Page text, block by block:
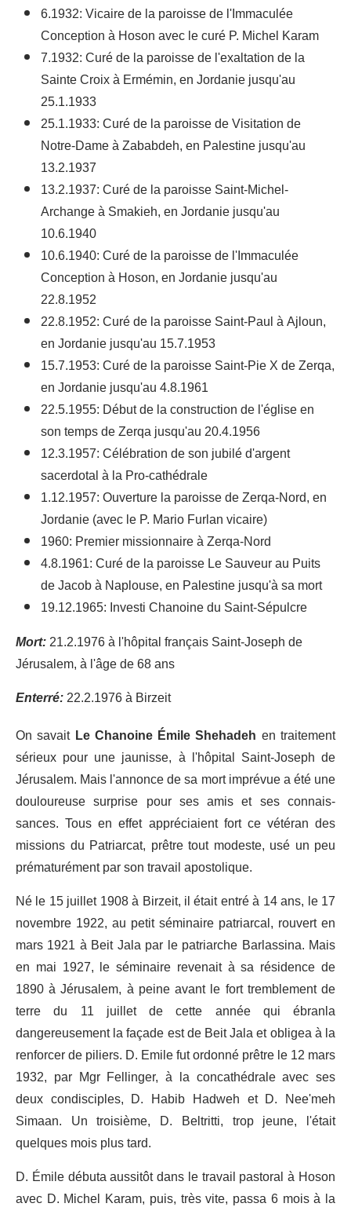
6.1932: Vicaire de la paroisse de l'Immaculée
Conception à Hoson avec le curé P. Michel Karam
7.1932: Curé de la paroisse de l'exaltation de la
Sainte Croix à Ermémin, en Jordanie jusqu'au
25.1.1933
25.1.1933: Curé de la paroisse de Visitation de
Notre-Dame à Zababdeh, en Palestine jusqu'au
13.2.1937
13.2.1937: Curé de la paroisse Saint-Michel-
Archange à Smakieh, en Jordanie jusqu'au
10.6.1940
10.6.1940: Curé de la paroisse de l'Immaculée
Conception à Hoson, en Jordanie jusqu'au
22.8.1952
22.8.1952: Curé de la paroisse Saint-Paul à Ajloun,
en Jordanie jusqu'au 15.7.1953
15.7.1953: Curé de la paroisse Saint-Pie X de Zerqa,
en Jordanie jusqu'au 4.8.1961
22.5.1955: Début de la construction de l'église en
son temps de Zerqa jusqu'au 20.4.1956
12.3.1957: Célébration de son jubilé d'argent
sacerdotal à la Pro-cathédrale
1.12.1957: Ouverture la paroisse de Zerqa-Nord, en
Jordanie (avec le P. Mario Furlan vicaire)
1960: Premier missionnaire à Zerqa-Nord
4.8.1961: Curé de la paroisse Le Sauveur au Puits
de Jacob à Naplouse, en Palestine jusqu'à sa mort
19.12.1965: Investi Chanoine du Saint-Sépulcre
Mort:21.2.1976 à l'hôpital français Saint-Joseph de
Jérusalem, à l'âge de 68 ans
Enterré:22.2.1976 à Birzeit
On savait Le Chanoine Émile Shehadeh en traitement
sérieux pour une jaunisse, à l'hôpital Saint-Joseph de
Jérusalem. Mais l'annonce de sa mort im­prévue a été une
douloureuse surprise pour ses amis et ses connais­
sances. Tous en effet appréciaient fort ce vétéran des
missions du Pa­triarcat, prêtre tout modeste, usé un peu
prématurément par son travail apostolique.
Né le 15 juillet 1908 à Birzeit, il était entré à 14 ans, le 17
novembre 1922, au petit séminaire patriarcal, rouvert en
mars 1921 à Beit Jala par le patriarche Barlassina. Mais
en mai 1927, le séminaire revenait à sa résidence de
1890 à Jérusalem, à peine avant le fort tremblement de
terre du 11 juillet de cette année qui ébranla
dangereusement la façade est de Beit Jala et obligea à la
renforcer de piliers. D. Emile fut ordonné prêtre le 12 mars
1932, par Mgr Fellinger, à la concathédrale avec ses
deux condi­sciples, D. Habib Hadweh et D. Nee'meh
Simaan. Un troisième, D. Beltritti, trop jeune, l'était
quelques mois plus tard.
D. Émile débuta aussitôt dans le travail pastoral à Hoson
avec D. Michel Karam, puis, très vite, passa 6 mois à la